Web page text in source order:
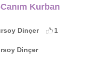
Kurban
Dinçer
1
Dinçer